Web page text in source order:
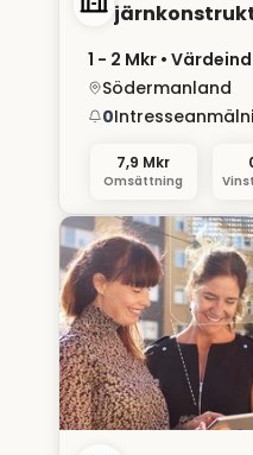
1 - 2 Mkr •
Södermanland
0
7,9 Mkr
Omsättning